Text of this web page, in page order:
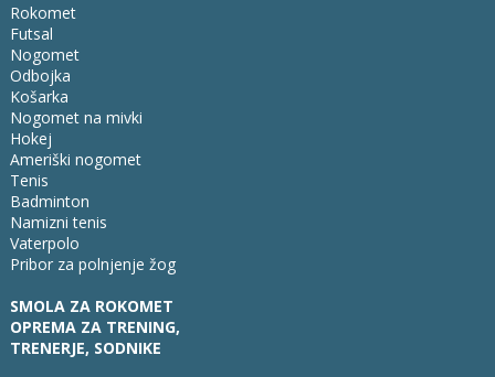
Rokomet
Futsal
Nogomet
Odbojka
Košarka
Nogomet na mivki
Hokej
Ameriški nogomet
Tenis
Badminton
Namizni tenis
Vaterpolo
Pribor za polnjenje žog
SMOLA ZA ROKOMET
OPREMA ZA TRENING,
TRENERJE, SODNIKE